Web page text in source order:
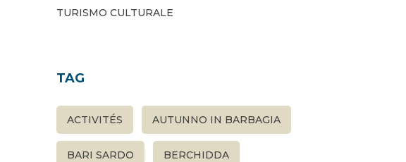
TURISMO CULTURALE
TAG
ACTIVITÉS AUTUNNO IN BARBAGIA
BARI SARDO BERCHIDDA